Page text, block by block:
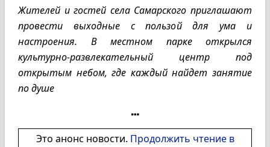
Жителей и гостей села Самарского приглашают
провести выходные с пользой для ума и
настроения. В местном парке открылся
культурно-развлекательный центр под
открытым небом, где каждый найдет занятие
по душе
Это анонс новости. Продолжить чтение в